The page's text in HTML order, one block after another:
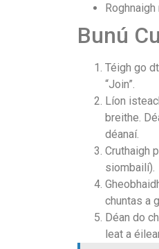
Bunú
Téigh go
“Join”.
Líon
breithe.
déanaí.
Cruthaigh
siombailí).
chuntas a
Déan do
leat a